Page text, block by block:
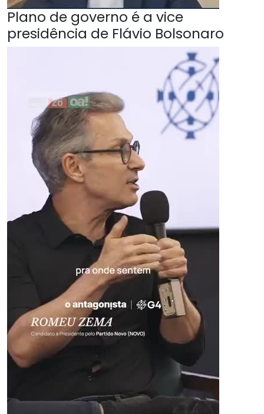
Plano de governo é a vice
presidência de Flávio Bolsonaro